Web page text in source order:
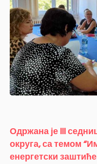
Одржана је III
округа, са темом
енергетски